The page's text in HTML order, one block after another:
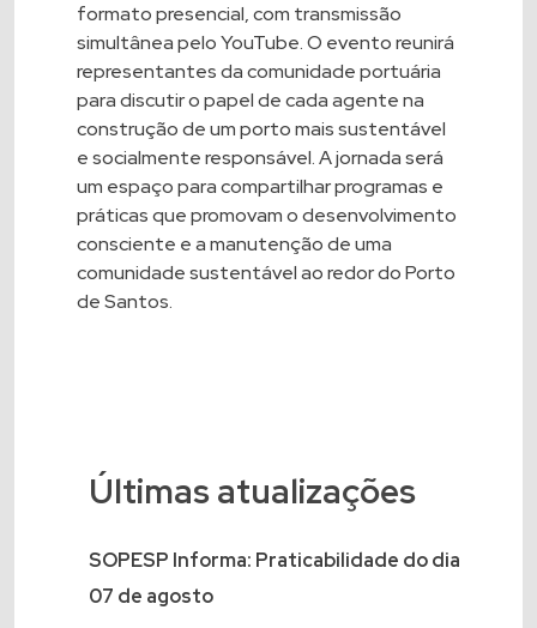
formato presencial, com transmissão
simultânea pelo YouTube. O evento reunirá
representantes da comunidade portuária
para discutir o papel de cada agente na
construção de um porto mais sustentável
e socialmente responsável. A jornada será
um espaço para compartilhar programas e
práticas que promovam o desenvolvimento
consciente e a manutenção de uma
comunidade sustentável ao redor do Porto
de Santos.
Últimas atualizações
SOPESP Informa: Praticabilidade do dia
07 de agosto